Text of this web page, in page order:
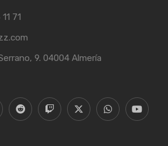
71
9. 04004 Almería